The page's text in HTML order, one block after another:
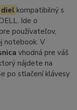
diel kompatibilný s
Ide o
používateľov,
notebook. V
vhodná pre váš
nájdete na
po stlačení klávesy